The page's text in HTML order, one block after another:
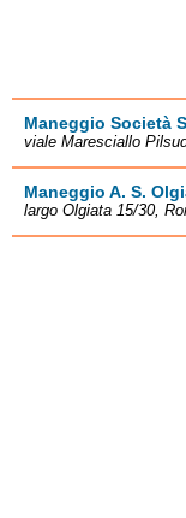
Maneggio Società
viale Maresciallo
Maneggio A. S.
largo Olgiata 15/30,